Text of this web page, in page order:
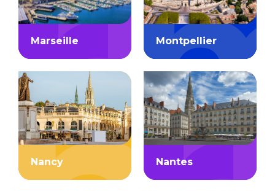
Marseille Montpellier
Nancy Nantes